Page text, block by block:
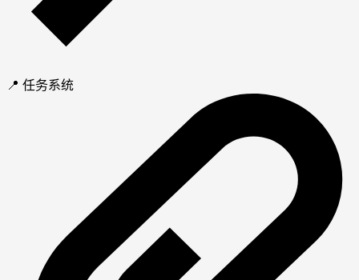
📍 任务系统